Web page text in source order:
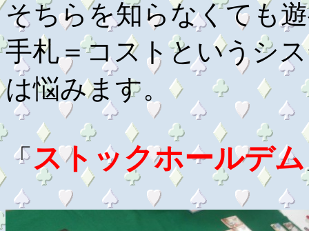
そちらを知らなくても
手札＝コストというシ
は悩みます。
「ストックホールデム